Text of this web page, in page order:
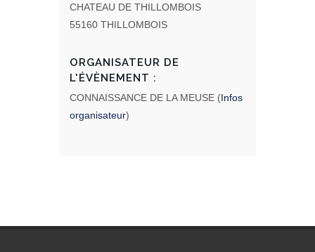
CHATEAU DE THILLOMBOIS
55160 THILLOMBOIS
ORGANISATEUR DE
L'ÉVÈNEMENT :
CONNAISSANCE DE LA MEUSE (Infos
organisateur)